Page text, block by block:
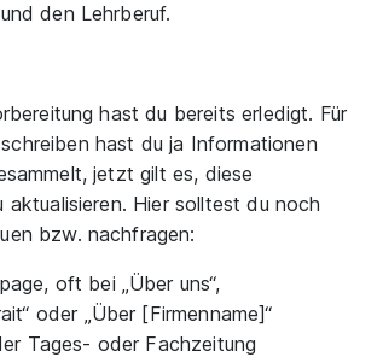
den Lehrberuf.
hast du bereits erledigt. Für
hast du ja Informationen
jetzt gilt es, diese
aktualisieren. Hier solltest du noch
bzw. nachfragen:
oft bei „Über uns“,
oder „Über [Firmenname]“
Tages- oder Fachzeitung